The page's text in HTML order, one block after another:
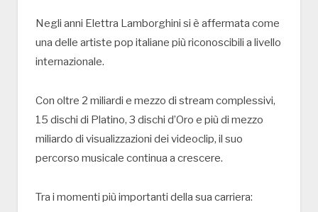
Negli anni Elettra Lamborghini si è affermata come
una delle artiste pop italiane più riconoscibili a livello
internazionale.
Con oltre 2 miliardi e mezzo di stream complessivi,
15 dischi di Platino, 3 dischi d’Oro e più di mezzo
miliardo di visualizzazioni dei videoclip, il suo
percorso musicale continua a crescere.
Tra i momenti più importanti della sua carriera: